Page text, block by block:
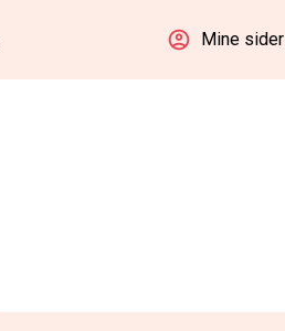
Mine sider